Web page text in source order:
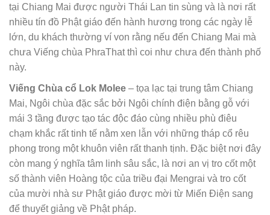
tại Chiang Mai được người Thái Lan tin sùng và là nơi rất
nhiều tín đồ Phật giáo đến hành hương trong các ngày lễ
lớn, du khách thường ví von rằng nếu đến Chiang Mai mà
chưa Viếng chùa PhraThat thì coi như chưa đến thành phố
này.
Viếng Chùa cổ Lok Molee – tọa lạc tại trung tâm Chiang
Mai, Ngôi chùa đặc sắc bởi Ngôi chính điện bằng gỗ với
mái 3 tầng được tạo tác độc đáo cùng nhiều phù điêu
chạm khắc rất tinh tế nằm xen lẫn với những tháp cổ rêu
phong trong một khuôn viên rất thanh tịnh. Đặc biệt nơi đây
còn mang ý nghĩa tâm linh sâu sắc, là nơi an vị tro cốt một
số thành viên Hoàng tộc của triều đại Mengrai và tro cốt
của mười nhà sư Phật giáo được mời từ Miến Điện sang
để thuyết giảng về Phật pháp.